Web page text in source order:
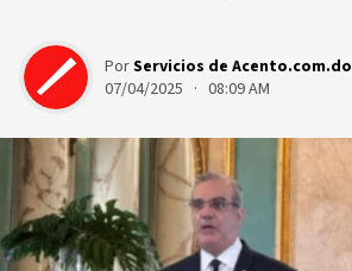
PorServicios de Acento.com.do
07/04/2025 · 08:09 AM